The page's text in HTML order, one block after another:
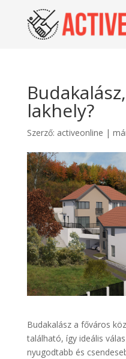
lakhely?
Szerző: activeonline |
Budakalász a főváros
található, így ideális
nyugodtabb és